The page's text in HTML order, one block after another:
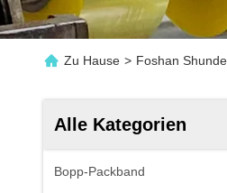
Zu Hause > Foshan
Alle Kategorien
Bopp-Packband